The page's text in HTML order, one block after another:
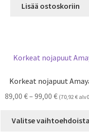
Lisää ostoskoriin
Korkeat nojapuut
89,00 €– 99,00 €
-
(70,92 €
Valitse vaihtoehdoista